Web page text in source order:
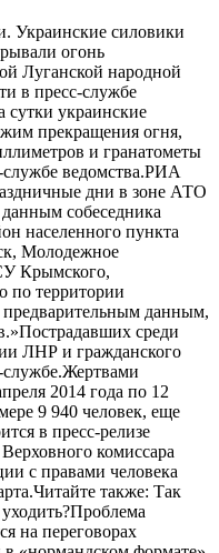
силовики
огонь
Луганской народной
в пресс-службе
украинские
прекращения огня,
и гранатометы
ведомства.РИА
дни в зоне АТО
собеседника
населенного пункта
Молодежное
Крымского,
по территории
данным,
среди
ЛНР и гражданского
службе.Жертвами
2014 года по 12
9 940 человек, еще
в пресс-релизе
комиссара
с правами человека
также: Так
на переговорах